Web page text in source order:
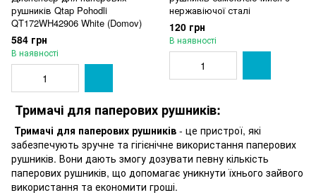
рушників Qtap Pohodli
QT172WH42906 White (Domov)
584 грн
В наявності
нержавіючої сталі
120 грн
В наявності
Тримачі для паперових рушників:
Тримачі для паперових рушників - це пристрої, які
забезпечують зручне та гігієнічне використання паперових
рушників. Вони дають змогу дозувати певну кількість
паперових рушників, що допомагає уникнути їхнього зайвого
використання та економити гроші.